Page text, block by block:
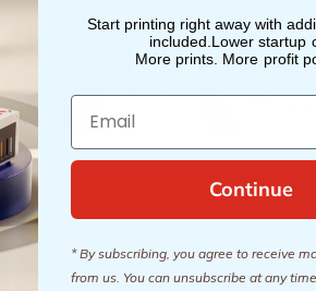
Start printing right away with
included.Lower startup
More prints. More profit
Email
Continue
* By subscribing, you agree to receive
from us. You can unsubscribe at any